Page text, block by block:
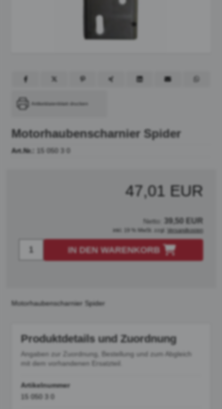
Artikeldatenblatt drucken
Motorhaubenscharnier Spider
Art.Nr.: 15 050 3 0
47,01 EUR
Netto: 39,50 EUR
inkl. 19 % MwSt. zzgl. Versandkosten
IN DEN WARENKORB
Motorhaubenscharnier Spider
Produktdetails und Zuordnung
Angaben zur Zuordnung, Bestellung und zum Abgleich
mit dem vorhandenen Ersatzteil.
Artikelnummer
15 050 3 0